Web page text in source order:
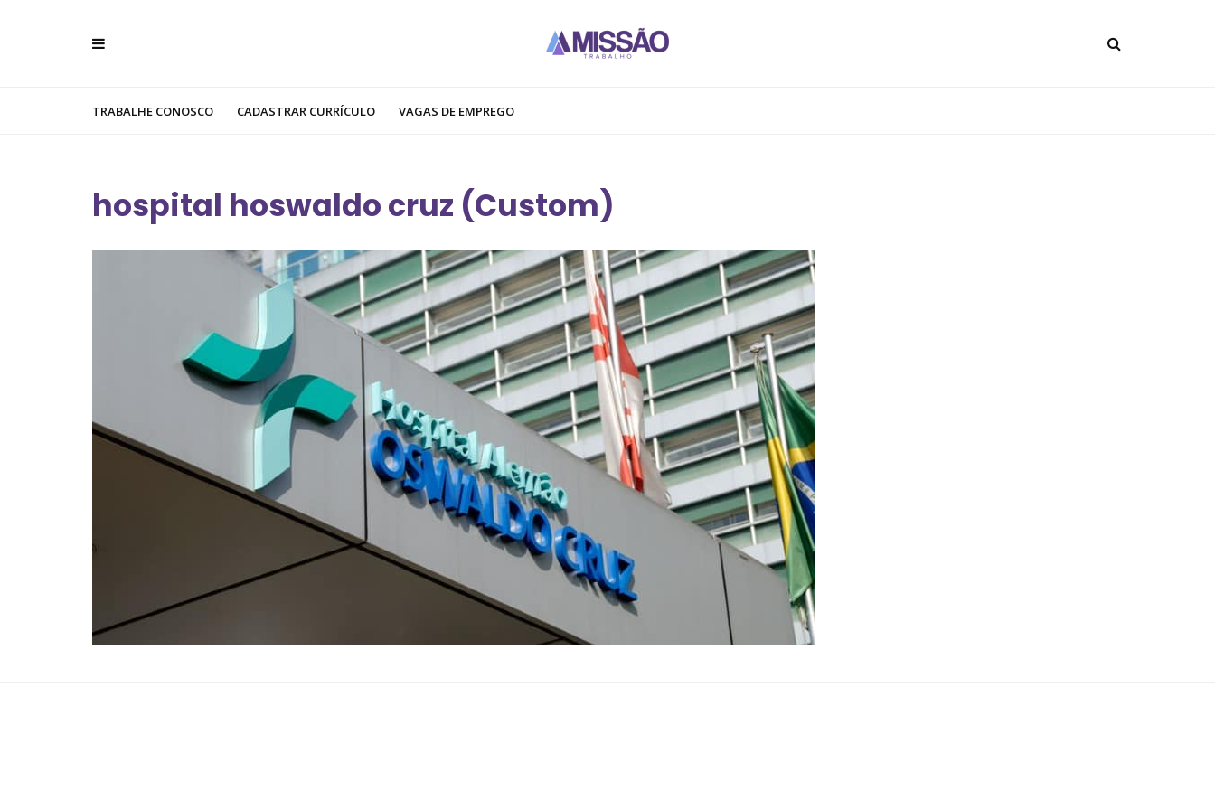
TRABALHE CONOSCO CADASTRAR CURRÍCULO VAGAS DE EMPREGO
hospital hoswaldo cruz (Custom)